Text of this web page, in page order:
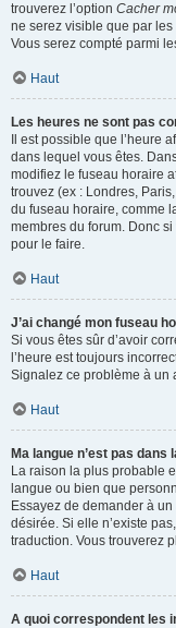
trouverez l’option Cacher
ne serez visible que par
Vous serez compté parmi
Haut
Les heures ne sont pas
Il est possible que l’heure
dans lequel vous êtes.
modifiez le fuseau horaire
trouvez (ex : Londres,
du fuseau horaire, comme
membres du forum. Donc si
pour le faire.
Haut
J’ai changé mon fuseau
Si vous êtes sûr d’avoir
l’heure est toujours
Signalez ce problème à un
Haut
Ma langue n’est pas dans
La raison la plus probable
langue ou bien que
Essayez de demander à
désirée. Si elle n’existe
traduction. Vous trouverez
Haut
A quoi correspondent les